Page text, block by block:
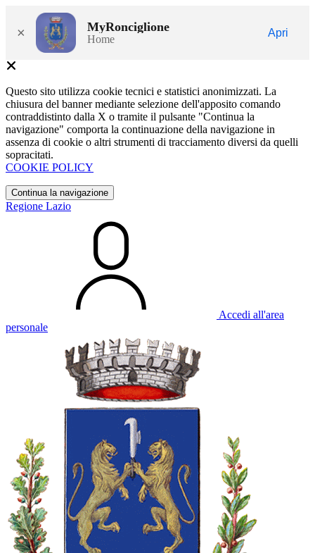
× MyRonciglione
Home
Apri
Questo sito utilizza cookie tecnici e statistici anonimizzati. La
chiusura del banner mediante selezione dell'apposito comando
contraddistinto dalla X o tramite il pulsante "Continua la
navigazione" comporta la continuazione della navigazione in
assenza di cookie o altri strumenti di tracciamento diversi da quelli
sopracitati.
COOKIE POLICY
Continua la navigazione
Regione Lazio
Accedi all'area
personale